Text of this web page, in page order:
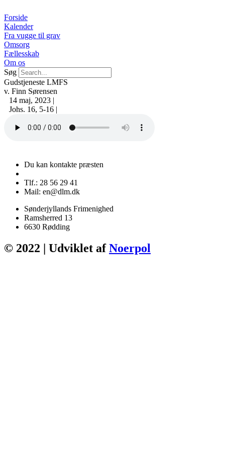
til
indhold
Forside
Kalender
Fra vugge til grav
Omsorg
Fællesskab
Om os
Søg
Gudstjeneste LMFS
v. Finn Sørensen
14 maj, 2023 |
Johs. 16, 5-16 |
Du kan kontakte præsten
Tlf.: 28 56 29 41
Mail: en@dlm.dk
Sønderjyllands Frimenighed
Ramsherred 13
6630 Rødding
© 2022 | Udviklet afNoerpol